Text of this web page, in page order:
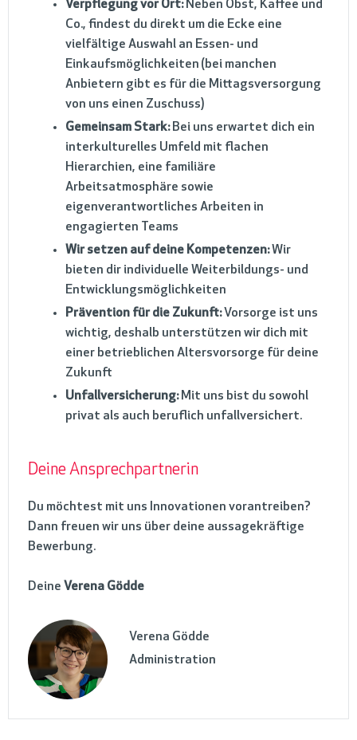
Verpflegung vor Ort:Neben Obst, Kaffee und
Co., findest du direkt um die Ecke eine
vielfältige Auswahl an Essen- und
Einkaufsmöglichkeiten (bei manchen
Anbietern gibt es für die Mittagsversorgung
von uns einen Zuschuss)
Gemeinsam Stark:Bei uns erwartet dich ein
interkulturelles Umfeld mit flachen
Hierarchien, eine familiäre
Arbeitsatmosphäre sowie
eigenverantwortliches Arbeiten in
engagierten Teams
Wir setzen auf deine Kompetenzen:Wir
bieten dir individuelle Weiterbildungs- und
Entwicklungsmöglichkeiten
Prävention für die Zukunft:Vorsorge ist uns
wichtig, deshalb unterstützen wir dich mit
einer betrieblichen Altersvorsorge für deine
Zukunft
Unfallversicherung:Mit uns bist du sowohl
privat als auch beruflich unfallversichert.
Deine Ansprechpartnerin
Du möchtest mit uns Innovationen vorantreiben?
Dann freuen wir uns über deine aussagekräftige
Bewerbung.
Deine Verena Gödde
Verena Gödde
Administration